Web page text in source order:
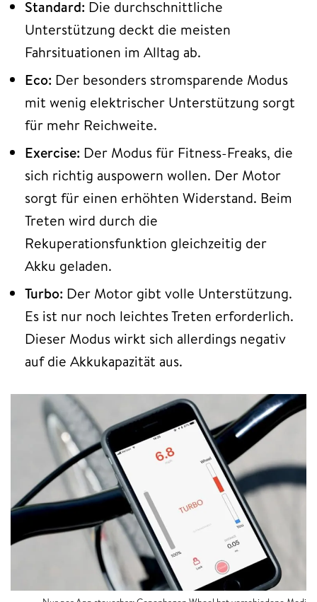
Standard: Die durchschnittliche
Unterstützung deckt die meisten
Fahrsituationen im Alltag ab.
Eco: Der besonders stromsparende Modus
mit wenig elektrischer Unterstützung sorgt
für mehr Reichweite.
Exercise: Der Modus für Fitness-Freaks, die
sich richtig auspowern wollen. Der Motor
sorgt für einen erhöhten Widerstand. Beim
Treten wird durch die
Rekuperationsfunktion gleichzeitig der
Akku geladen.
Turbo: Der Motor gibt volle Unterstützung.
Es ist nur noch leichtes Treten erforderlich.
Dieser Modus wirkt sich allerdings negativ
auf die Akkukapazität aus.